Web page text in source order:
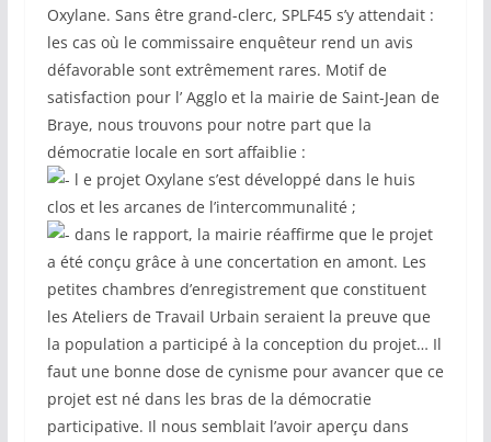
Oxylane. Sans être grand-clerc, SPLF45 s’y attendait :
les cas où le commissaire enquêteur rend un avis
défavorable sont extrêmement rares. Motif de
satisfaction pour l’ Agglo et la mairie de Saint-Jean de
Braye, nous trouvons pour notre part que la
démocratie locale en sort affaiblie :
l e projet Oxylane s’est développé dans le huis
clos et les arcanes de l’intercommunalité ;
dans le rapport, la mairie réaffirme que le projet
a été conçu grâce à une concertation en amont. Les
petites chambres d’enregistrement que constituent
les Ateliers de Travail Urbain seraient la preuve que
la population a participé à la conception du projet… Il
faut une bonne dose de cynisme pour avancer que ce
projet est né dans les bras de la démocratie
participative. Il nous semblait l’avoir aperçu dans